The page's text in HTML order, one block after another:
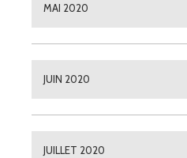
MAI 2020
JUIN 2020
JUILLET 2020